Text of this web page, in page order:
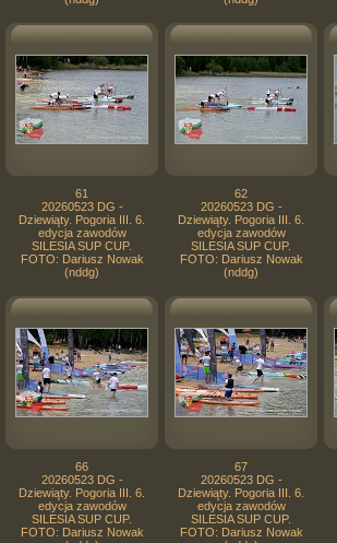
61
20260523 DG -
Dziewiąty. Pogoria III. 6.
edycja zawodów
SILESIA SUP CUP.
FOTO: Dariusz Nowak
(nddg)
62
20260523 DG -
Dziewiąty. Pogoria III. 6.
edycja zawodów
SILESIA SUP CUP.
FOTO: Dariusz Nowak
(nddg)
66
20260523 DG -
Dziewiąty. Pogoria III. 6.
edycja zawodów
SILESIA SUP CUP.
FOTO: Dariusz Nowak
67
20260523 DG -
Dziewiąty. Pogoria III. 6.
edycja zawodów
SILESIA SUP CUP.
FOTO: Dariusz Nowak